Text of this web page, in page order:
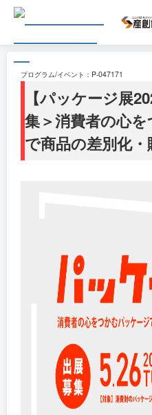
プログラム/イベント： P-047171
【パッケージ展
集＞消費者の心
で商品の差別化・